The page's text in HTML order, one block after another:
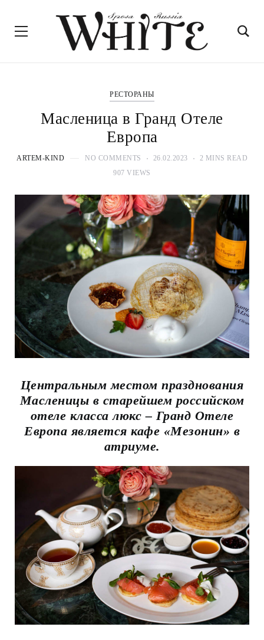
РЕСТОРАНЫ
Масленица в Гранд Отеле
Европа
ARTEM-KIND NO COMMENTS 26.02.2023
2 MINS READ
907 VIEWS
Центральным местом празднования
Масленицы в старейшем российском
отеле класса люкс – Гранд Отеле
Европа является кафе «Мезонин» в
атриуме.